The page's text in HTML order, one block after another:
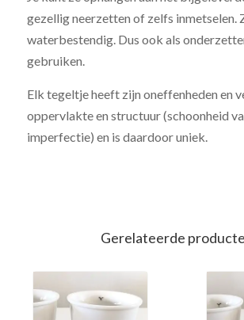
gezellig neerzetten of zelfs inmetselen.
waterbestendig. Dus ook als
gebruiken.
Elk tegeltje heeft zijn oneffenheden en
oppervlakte en structuur (schoonheid
imperfectie) en is daardoor uniek.
Gerelateerde